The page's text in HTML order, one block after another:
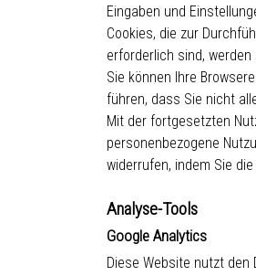
Eingaben und
Cookies, die zur
erforderlich sind,
Sie können Ihre
führen, dass Sie nicht
Mit der fortgesetzten
personenbezogene
widerrufen, indem Sie
Analyse-Tools
Google Analytics
Diese Website nutzt den